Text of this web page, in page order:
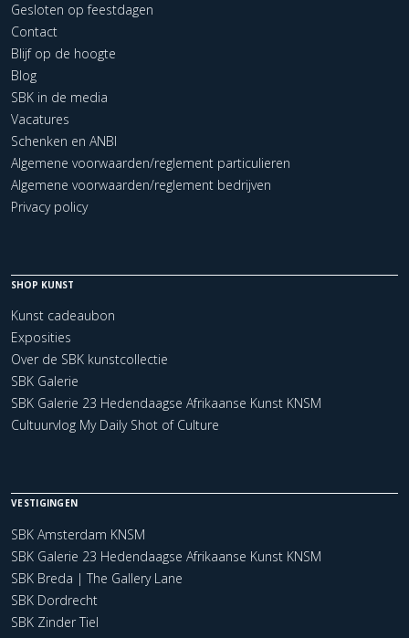
Gesloten op feestdagen
Contact
Blijf op de hoogte
Blog
SBK in de media
Vacatures
Schenken en ANBI
Algemene voorwaarden/reglement particulieren
Algemene voorwaarden/reglement bedrijven
Privacy policy
SHOP KUNST
Kunst cadeaubon
Exposities
Over de SBK kunstcollectie
SBK Galerie
SBK Galerie 23 Hedendaagse Afrikaanse Kunst KNSM
Cultuurvlog My Daily Shot of Culture
VESTIGINGEN
SBK Amsterdam KNSM
SBK Galerie 23 Hedendaagse Afrikaanse Kunst KNSM
SBK Breda | The Gallery Lane
SBK Dordrecht
SBK Zinder Tiel